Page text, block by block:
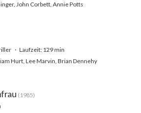
John Corbett, Annie Potts
Laufzeit: 129 min
Hurt, Lee Marvin, Brian Dennehy
(1985)